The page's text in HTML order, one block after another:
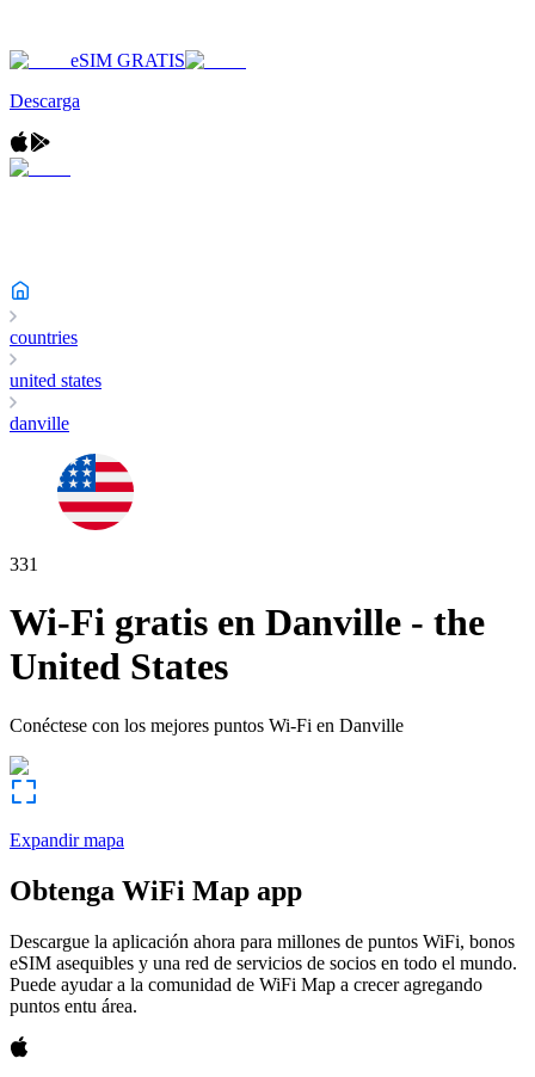
eSIM GRATIS
Descarga
countries
united states
danville
331
Wi-Fi gratis en Danville - the
United States
Conéctese con los mejores puntos Wi-Fi en Danville
Expandir mapa
Obtenga WiFi Map app
Descargue la aplicación ahora para millones de puntos WiFi, bonos
eSIM asequibles y una red de servicios de socios en todo el mundo.
Puede ayudar a la comunidad de WiFi Map a crecer agregando
puntos entu área.